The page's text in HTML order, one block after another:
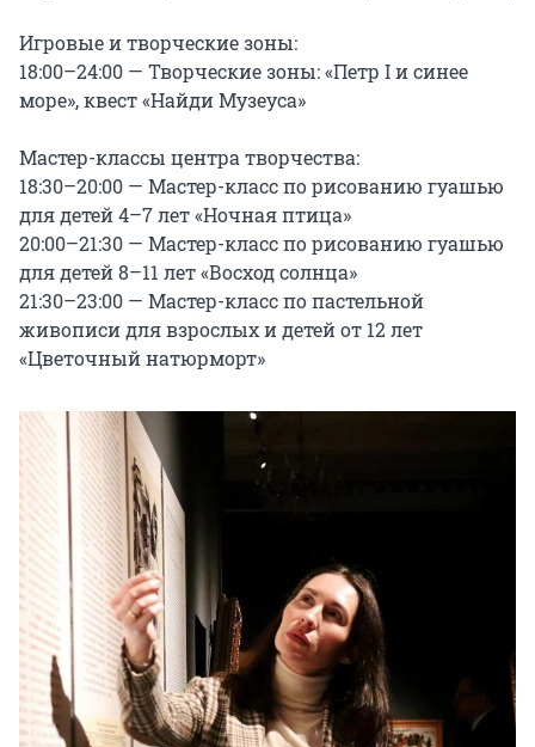
Игровые и творческие зоны:
18:00–24:00 — Творческие зоны: «Петр I и синее
море», квест «Найди Музеуса»
Мастер-классы центра творчества:
18:30–20:00 — Мастер-класс по рисованию гуашью
для детей 4–7 лет «Ночная птица»
20:00–21:30 — Мастер-класс по рисованию гуашью
для детей 8–11 лет «Восход солнца»
21:30–23:00 — Мастер-класс по пастельной
живописи для взрослых и детей от 12 лет
«Цветочный натюрморт»